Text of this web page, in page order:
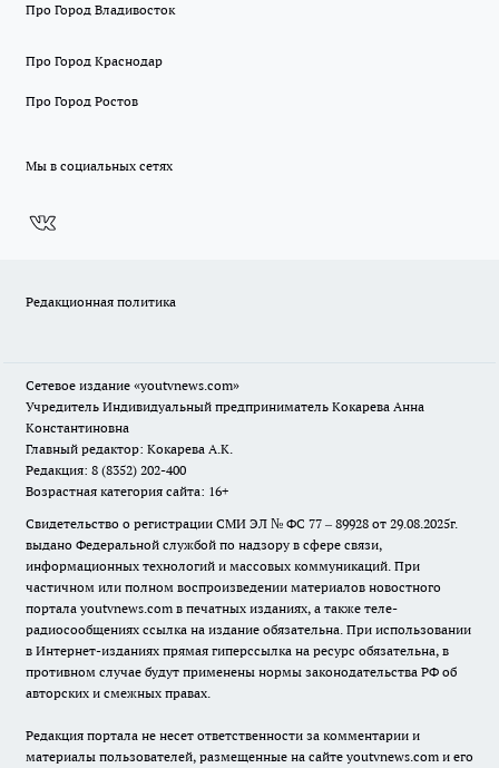
Про Город Владивосток
Про Город Краснодар
Про Город Ростов
Мы в социальных сетях
Редакционная политика
Сетевое издание «youtvnews.com»
Учредитель Индивидуальный предприниматель Кокарева Анна
Константиновна
Главный редактор: Кокарева А.К.
Редакция: 8 (8352) 202-400
Возрастная категория сайта: 16+
Свидетельство о регистрации СМИ ЭЛ № ФС 77 – 89928 от 29.08.2025г.
выдано Федеральной службой по надзору в сфере связи,
информационных технологий и массовых коммуникаций. При
частичном или полном воспроизведении материалов новостного
портала youtvnews.com в печатных изданиях, а также теле-
радиосообщениях ссылка на издание обязательна. При использовании
в Интернет-изданиях прямая гиперссылка на ресурс обязательна, в
противном случае будут применены нормы законодательства РФ об
авторских и смежных правах.
Редакция портала не несет ответственности за комментарии и
материалы пользователей, размещенные на сайте youtvnews.com и его